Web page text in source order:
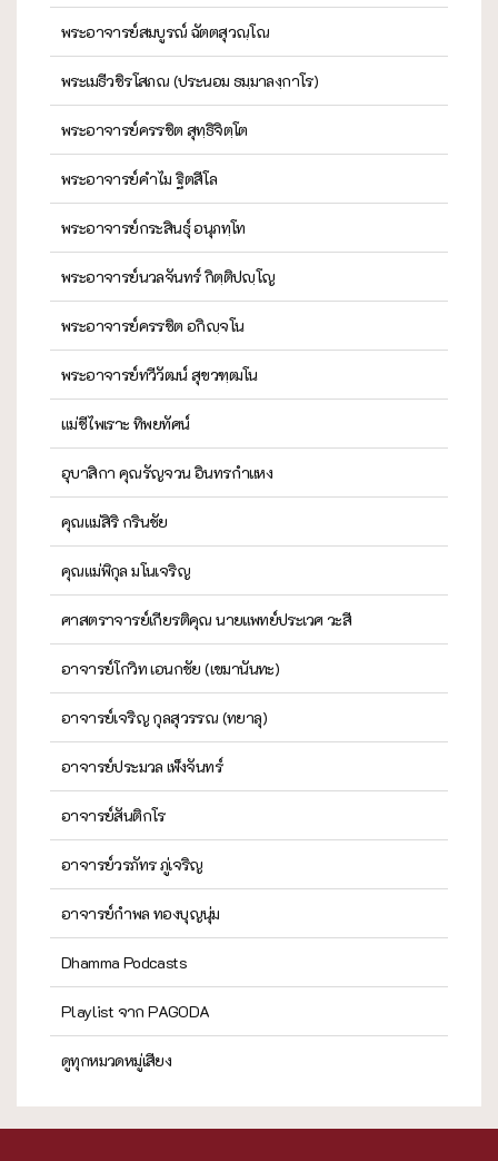
พระอาจารย์สมบูรณ์ ฉัตตสุวณฺโณ
พระเมธีวชิรโสภณ (ประนอม ธมฺมาลงฺกาโร)
พระอาจารย์ครรชิต สุทฺธิจิตฺโต
พระอาจารย์คำไม ฐิตสีโล
พระอาจารย์กระสินธุ์ อนุภทฺโท
พระอาจารย์นวลจันทร์ กิตฺติปญฺโญ
พระอาจารย์ครรชิต อกิญฺจโน
พระอาจารย์ทวีวัฒน์ สุขวฑฺฒโน
แม่ชีไพเราะ ทิพยทัศน์
อุบาสิกา คุณรัญจวน อินทรกำแหง
คุณแม่สิริ กรินชัย
คุณแม่พิกุล มโนเจริญ
ศาสตราจารย์เกียรติคุณ นายแพทย์ประเวศ วะสี
อาจารย์โกวิท เอนกชัย (เขมานันทะ)
อาจารย์เจริญ กุลสุวรรณ (ทยาลุ)
อาจารย์ประมวล เพ็งจันทร์
อาจารย์สันติกโร
อาจารย์วรภัทร ภู่เจริญ
อาจารย์กำพล ทองบุญนุ่ม
Dhamma Podcasts
Playlist จาก PAGODA
ดูทุกหมวดหมู่เสียง